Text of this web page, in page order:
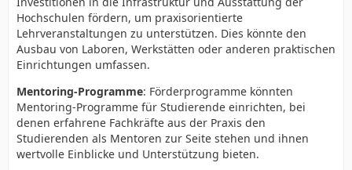
Ich stimme Ihnen im zweiten Satz vollumfänglich zu.
Und ich gebe zu, dass es äußerst unangenehm ist, dass
der Landesminsiter für Bildung spurlos vermisst wird.
Jedoch; dieses Gesetz dient leider in meinen Augen
weder der Vereinfachung noch der Verbesserung der
diesen Zeilen erkennen, es ist jedoch wie man so schön
sagt "kein Fleisch am Knochen".
Verehrte Kollegen, im Sinne eines kontruktiven
Kompromisses könnten wir diesen unausgegorenen
Hochschulen fördern, um praxisorientierte
Lehrveranstaltungen zu unterstützen. Dies könnte den
Ausbau von Laboren, Werkstätten oder anderen praktischen
Einrichtungen umfassen.
Mentoring-Programme: Förderprogramme könnten
Mentoring-Programme für Studierende einrichten, bei
denen erfahrene Fachkräfte aus der Praxis den
Studierenden als Mentoren zur Seite stehen und ihnen
wertvolle Einblicke und Unterstützung bieten.